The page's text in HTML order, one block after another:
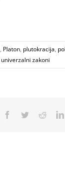
, Platon, plutokracija,
univerzalni zakoni
Facebook
TwitterReddit